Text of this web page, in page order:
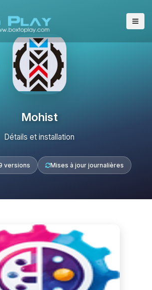
Mohist
Détails et installation
versions Mises à jour journalières